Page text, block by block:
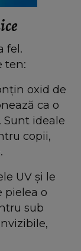
fel.
ten:
oxid de
ca o
Sunt ideale
copii,
UV și le
pielea o
sub